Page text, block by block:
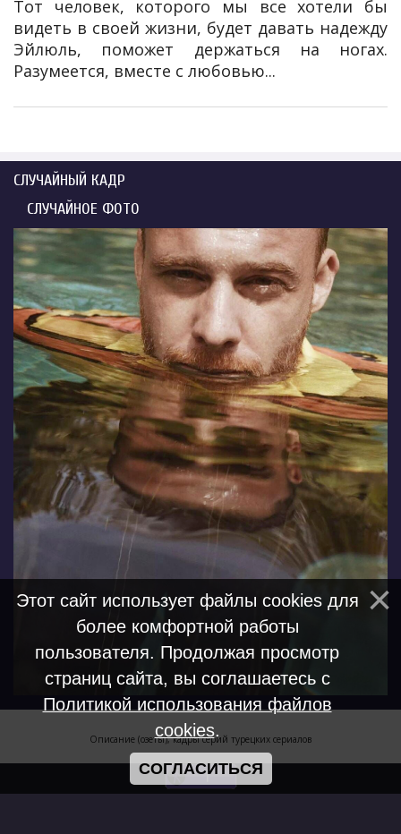
Тот человек, которого мы все хотели бы
видеть в своей жизни, будет давать надежду
Эйлюль, поможет держаться на ногах.
Разумеется, вместе с любовью...
СЛУЧАЙНЫЙ КАДР
СЛУЧАЙНОЕ ФОТО
Описание (озеты), кадры серий турецких сериалов
Этот сайт использует файлы cookies для
более комфортной работы
пользователя. Продолжая просмотр
страниц сайта, вы соглашаетесь с
Политикой использования файлов
cookies.
СОГЛАСИТЬСЯ